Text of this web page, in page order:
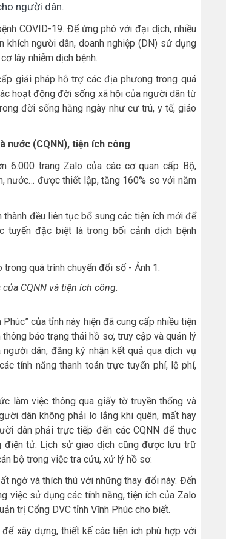
người dân.
COVID-19. Để ứng phó với đại dịch, nhiều
khích người dân, doanh nghiệp (DN) sử dụng
lây nhiễm dịch bệnh.
giải pháp hỗ trợ các địa phương trong quá
hoạt động đời sống xã hội của người dân từ
đời sống hằng ngày như cư trú, y tế, giáo
nước (CQNN), tiện ích công
6.000 trang Zalo của các cơ quan cấp Bộ,
nước… được thiết lập, tăng 160% so với năm
đều liên tục bổ sung các tiện ích mới để
tuyến đặc biệt là trong bối cảnh dịch bệnh
CQNN và tiện ích công.
của tỉnh này hiện đã cung cấp nhiều tiện
báo trạng thái hồ sơ, truy cập và quản lý
dân, đăng ký nhận kết quả qua dịch vụ
tính năng thanh toán trực tuyến phí, lệ phí,
làm việc thông qua giấy tờ truyền thống và
dân không phải lo lắng khi quên, mất hay
dân phải trực tiếp đến các CQNN để thực
điện tử. Lịch sử giao dịch cũng được lưu trữ
bộ trong việc tra cứu, xử lý hồ sơ.
ngờ và thích thú với những thay đổi này. Đến
việc sử dụng các tính năng, tiện ích của Zalo
trị Cổng DVC tỉnh Vĩnh Phúc cho biết.
xây dựng, thiết kế các tiện ích phù hợp với